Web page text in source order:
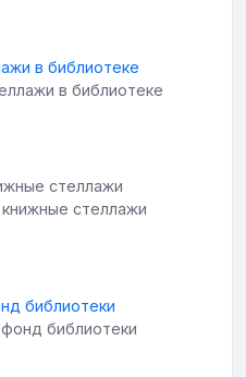
в библиотеке
стеллажи
библиотеки